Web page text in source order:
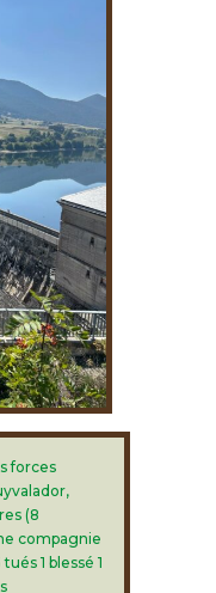
forces
(8
compagnie
1 blessé 1